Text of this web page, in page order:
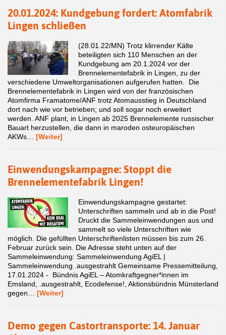
20.01.2024: Kundgebung fordert: Atomfabrik
Lingen schließen
(28.01.22/MN) Trotz klirrender Kälte
beteiligten sich 110 Menschen an der
Kundgebung am 20.1.2024 vor der
Brennelementefabrik in Lingen, zu der
verschiedene Umweltorganisationen aufgerufen hatten. Die
Brennelementefabrik in Lingen wird von der französischen
Atomfirma Framatome/ANF trotz Atomausstieg in Deutschland
dort nach wie vor betrieben; und soll sogar noch erweitert
werden. ANF plant, in Lingen ab 2025 Brennelemente russischer
Bauart herzustellen, die dann in maroden osteuropäischen
AKWs… [Weiter]
Einwendungskampagne: Stoppt die
Brennelementefabrik Lingen!
Einwendungskampagne gestartet:
Unterschriften sammeln und ab in die Post!
Druckt die Sammeleinwendungen aus und
sammelt so viele Unterschriften wie
möglich. Die gefüllten Unterschriftenlisten müssen bis zum 26.
Februar zurück sein. Die Adresse steht unten auf der
Sammeleinwendung: Sammeleinwendung AgiEL |
Sammeleinwendung .ausgestrahlt Gemeinsame Pressemitteilung,
17.01.2024 - Bündnis AgiEL – Atomkraftgegner*innen im
Emsland, .ausgestrahlt, Ecodefense!, Aktionsbündnis Münsterland
gegen… [Weiter]
Demo gegen Castortransporte: 14. Januar